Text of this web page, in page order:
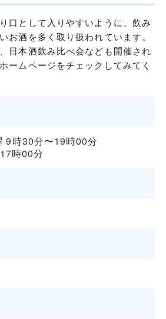
口として入りやすいように、飲み
お酒を多く取り扱われています。
日本酒飲み比べ会なども開催され
ームページをチェックしてみてく
9時30分〜19時00分
時00分